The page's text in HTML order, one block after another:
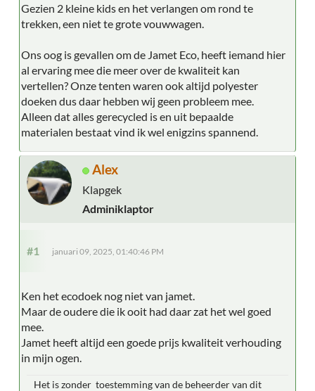
Gezien 2 kleine kids en het verlangen om rond te
trekken, een niet te grote vouwwagen.
Ons oog is gevallen om de Jamet Eco, heeft iemand hier
al ervaring mee die meer over de kwaliteit kan
vertellen? Onze tenten waren ook altijd polyester
doeken dus daar hebben wij geen probleem mee.
Alleen dat alles gerecycled is en uit bepaalde
materialen bestaat vind ik wel enigzins spannend.
Alex
Klapgek
Adminiklaptor
#1 januari 09, 2025, 01:40:46 PM
Ken het ecodoek nog niet van jamet.
Maar de oudere die ik ooit had daar zat het wel goed
mee.
Jamet heeft altijd een goede prijs kwaliteit verhouding
in mijn ogen.
Het is zonder toestemming van de beheerder van dit